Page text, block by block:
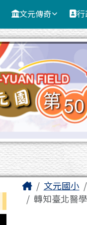
文元傳奇
主內容
Home文元國小
轉知臺北醫